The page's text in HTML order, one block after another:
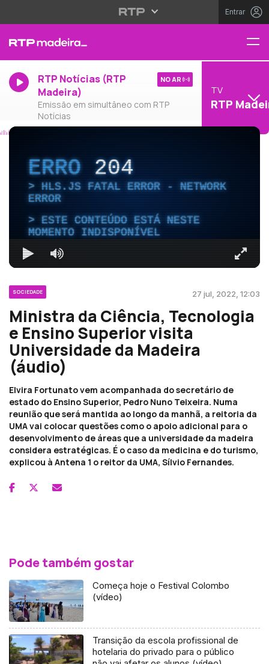
Entrar
RTP Notícias (RTP
Madeira)
Emissão em simultâneo com RTP
Notícias
NO AR
TV
RTP
ERRO204
HLS.JS FATAL ERROR - NETWORK
ERROR
ESTE CONTEÚDO ESTÁ NESTE
MOMENTO INDISPONÍVEL
SOCIEDADE 27 jul, 2022, 12:03
Ministra da Ciência, Tecnologia
e Ensino Superior visita
Universidade da Madeira
(áudio)
Elvira Fortunato vem acompanhada do secretário de
estado do Ensino Superior, Pedro Nuno Teixeira. Numa
reunião que será mantida ao longo da manhã, a reitoria da
UMA vai colocar questões como o apoio adicional para o
desenvolvimento de áreas que a universidade da madeira
considera estratégicas. É o caso da medicina e do turismo,
explicou à Antena 1 o reitor da UMA, Sílvio Fernandes.
Pode também gostar
Começa hoje o Festival Colombo
(vídeo)
Transição da escola profissional de
hotelaria do privado para o público